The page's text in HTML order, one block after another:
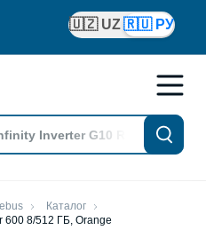
🇺🇿 UZ🇷🇺 РУ
Каталог
8/512 ГБ, Orange